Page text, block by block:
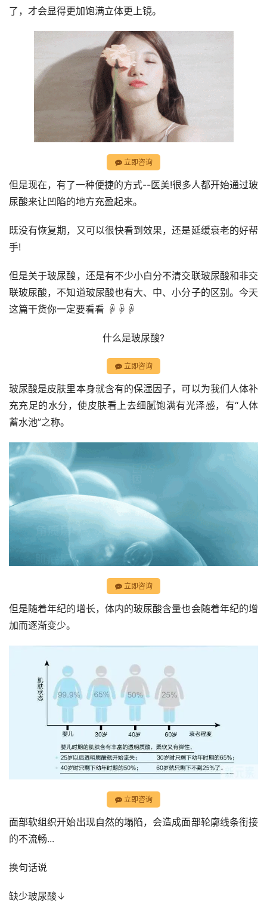
了，才会显得更加饱满立体更上镜。
立即咨询
但是现在，有了一种便捷的方式--医美!很多人都开始通过玻
尿酸来让凹陷的地方充盈起来。
既没有恢复期，又可以很快看到效果，还是延缓衰老的好帮
手!
但是关于玻尿酸，还是有不少小白分不清交联玻尿酸和非交
联玻尿酸，不知道玻尿酸也有大、中、小分子的区别。今天
这篇干货你一定要看看 ☟☟☟
什么是玻尿酸?
立即咨询
玻尿酸是皮肤里本身就含有的保湿因子，可以为我们人体补
充充足的水分，使皮肤看上去细腻饱满有光泽感，有“人体
蓄水池”之称。
立即咨询
但是随着年纪的增长，体内的玻尿酸含量也会随着年纪的增
加而逐渐变少。
立即咨询
面部软组织开始出现自然的塌陷，会造成面部轮廓线条衔接
的不流畅...
换句话说
缺少玻尿酸↓